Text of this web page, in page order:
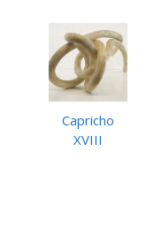
Capricho
XVIII